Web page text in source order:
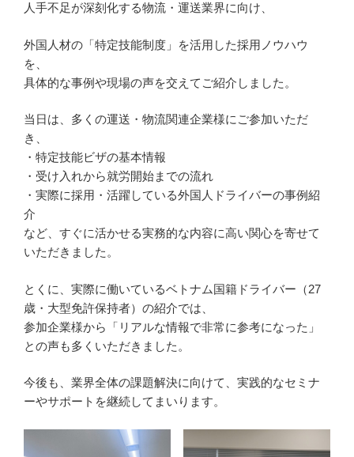
人手不足が深刻化する物流・運送業界に向け、
外国人材の「特定技能制度」を活用した採用ノウハウ
を、
具体的な事例や現場の声を交えてご紹介しました。
当日は、多くの運送・物流関連企業様にご参加いただ
き、
・特定技能ビザの基本情報
・受け入れから就労開始までの流れ
・実際に採用・活躍している外国人ドライバーの事例紹
介
など、すぐに活かせる実務的な内容に高い関心を寄せて
いただきました。
とくに、実際に働いているベトナム国籍ドライバー（27
歳・大型免許保持者）の紹介では、
参加企業様から「リアルな情報で非常に参考になった」
との声も多くいただきました。
今後も、業界全体の課題解決に向けて、実践的なセミナ
ーやサポートを継続してまいります。